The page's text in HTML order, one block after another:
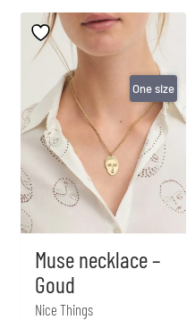
Muse necklace –
Goud
Nice Things
One size